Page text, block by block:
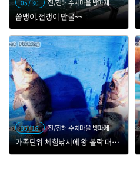
05 / 30 진/진해 수치마을 방파제
쏨뱅이.전갱이 만쿨~~
05 / 18 진/진해 수치마을 방파제
가족단위 체험낚시에 왕 볼락 대박 ~~